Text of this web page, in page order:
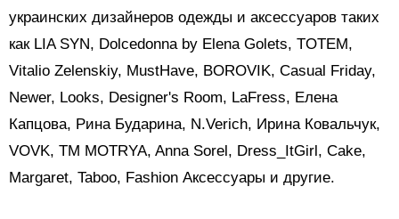
украинских дизайнеров одежды и аксессуаров таких
как LIA SYN, Dolcedonna by Elena Golets, TOTEM,
Vitalio Zelenskiy, MustHave, BOROVIK, Casual Friday,
Newer, Looks, Designer's Room, LaFress, Елена
Капцова, Рина Бударина, N.Verich, Ирина Ковальчук,
VOVK, TM MOTRYA, Anna Sorel, Dress_ItGirl, Cake,
Margaret, Taboo, Fashion Аксессуары и другие.